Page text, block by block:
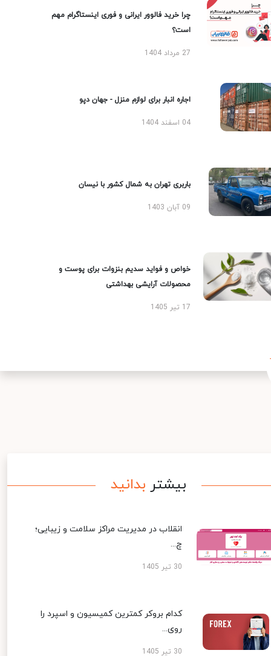
چرا خرید فالوور ایرانی و فوری اینستاگرام مهم
است؟
27 مرداد 1404
اجاره انبار برای لوازم منزل - جهان دپو
04 اسفند 1404
باربری تهران به شمال کشور با نیسان
09 آبان 1403
خواص و فواید سدیم بنزوات برای پوست و
محصولات آرایشی بهداشتی
17 تیر 1405
بیشتر بدانید
انقلاب در مدیریت مراکز سلامت و زیبایی؛
چ...
30 تیر 1405
کدام بروکر کمترین کمیسیون و اسپرد را
روی...
30 تیر 1405